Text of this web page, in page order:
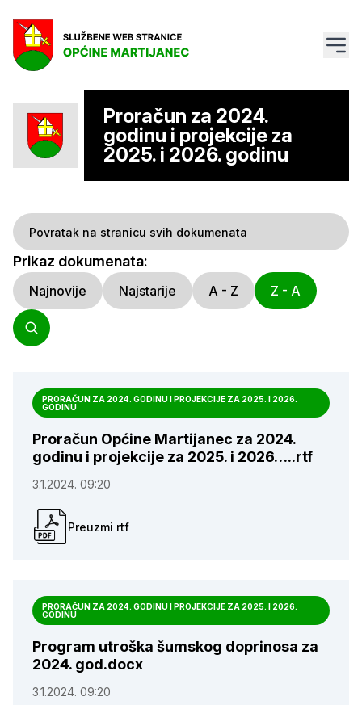
Proračun za 2024.
godinu i projekcije za
2025. i 2026. godinu
Povratak na stranicu svih dokumenata
Prikaz dokumenata:
Najnovije Najstarije A - Z Z - A
PRORAČUN ZA 2024. GODINU I PROJEKCIJE ZA 2025. I 2026.
GODINU
Proračun Općine Martijanec za 2024.
godinu i projekcije za 2025. i 2026…..rtf
3.1.2024. 09:20
Preuzmi rtf
PRORAČUN ZA 2024. GODINU I PROJEKCIJE ZA 2025. I 2026.
GODINU
Program utroška šumskog doprinosa za
2024. god.docx
3.1.2024. 09:20